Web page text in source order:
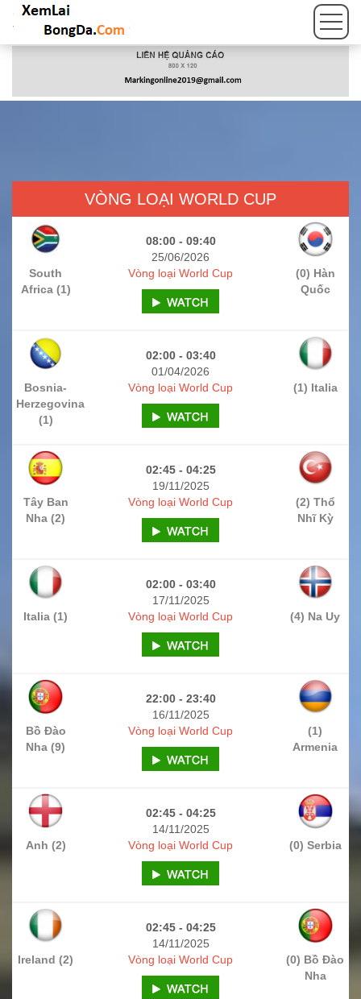
VÒNG LOẠI WORLD CUP
08:00 - 09:40
25/06/2026
South
Africa (1)
(0) Hàn
Quốc
Vòng loại World Cup
02:00 - 03:40
01/04/2026
Bosnia-
Herzegovina
(1)
(1) Italia
Vòng loại World Cup
02:45 - 04:25
19/11/2025
Tây Ban
Nha (2)
(2) Thổ
Nhĩ Kỳ
Vòng loại World Cup
02:00 - 03:40
17/11/2025
Italia (1)
(4) Na Uy
Vòng loại World Cup
22:00 - 23:40
16/11/2025
Bồ Đào
Nha (9)
(1)
Armenia
Vòng loại World Cup
02:45 - 04:25
14/11/2025
Anh (2)
(0) Serbia
Vòng loại World Cup
02:45 - 04:25
14/11/2025
Ireland (2)
(0) Bồ Đào
Nha
Vòng loại World Cup